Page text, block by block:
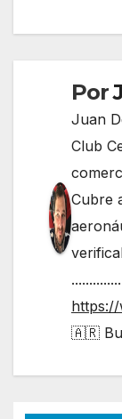
Por
Juan
Club
Cubre
https://
🇦🇷